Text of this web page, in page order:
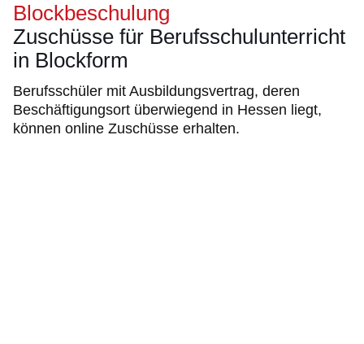
Blockbeschulung
Zuschüsse für Berufsschulunterricht
in Blockform
Berufsschüler mit Ausbildungsvertrag, deren
Beschäftigungsort überwiegend in Hessen liegt,
können online Zuschüsse erhalten.